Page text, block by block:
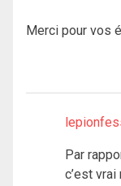
Merci pour vos
Par
c’est